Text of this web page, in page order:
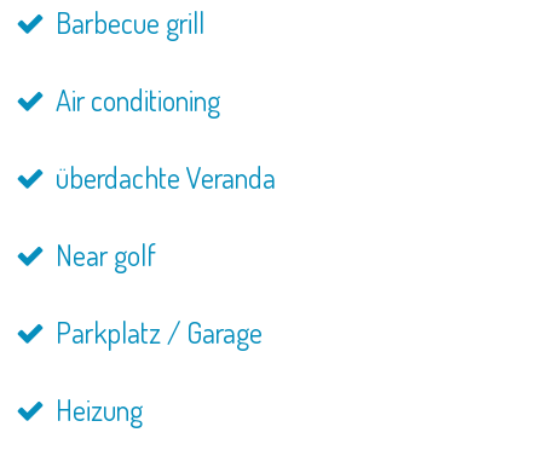
Barbecue grill
Air conditioning
überdachte Veranda
Near golf
Parkplatz / Garage
Heizung